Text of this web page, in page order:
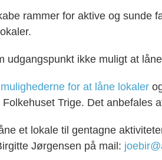
rammer for aktive og sunde
udgangspunkt ikke muligt at
mulighederne for at låne lokaler
Trige. Det anbefales
et lokale til gentagne
Jørgensen på mail: